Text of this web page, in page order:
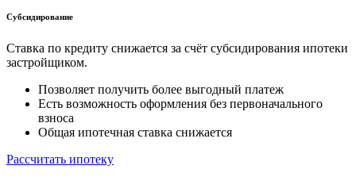
Субсидирование
Ставка по кредиту снижается за счёт субсидирования ипотеки
застройщиком.
Позволяет получить более выгодный платеж
Есть возможность оформления без первоначального
взноса
Общая ипотечная ставка снижается
Рассчитать ипотеку